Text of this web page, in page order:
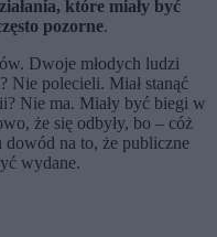
które miały być
pozorne.
Dwoje młodych ludzi
Nie polecieli. Miał stanąć
Nie ma. Miały być biegi w
że się odbyły, bo – cóż
dowód na to, że publiczne
wydane.